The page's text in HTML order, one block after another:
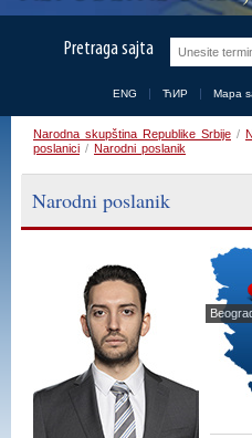
Pretraga sajta
ENG ЋИР Mapa
Narodna skupština Republike Srbije /
poslanici / Narodni poslanik
Narodni poslanik